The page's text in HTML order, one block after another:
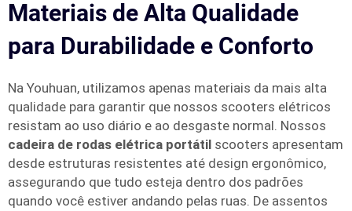
Materiais de Alta Qualidade
para Durabilidade e Conforto
Na Youhuan, utilizamos apenas materiais da mais alta
qualidade para garantir que nossos scooters elétricos
resistam ao uso diário e ao desgaste normal. Nossos
cadeira de rodas elétrica portátil scooters apresentam
desde estruturas resistentes até design ergonômico,
assegurando que tudo esteja dentro dos padrões
quando você estiver andando pelas ruas. De assentos